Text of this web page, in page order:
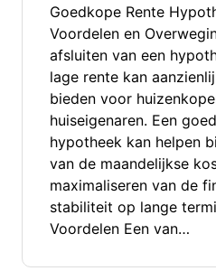
Goedkope Rente
Voordelen en
afsluiten van een
lage rente kan
bieden voor
huiseigenaren. Een
hypotheek kan helpen
van de maandelijkse
maximaliseren van de
stabiliteit op lange
Voordelen Een van…